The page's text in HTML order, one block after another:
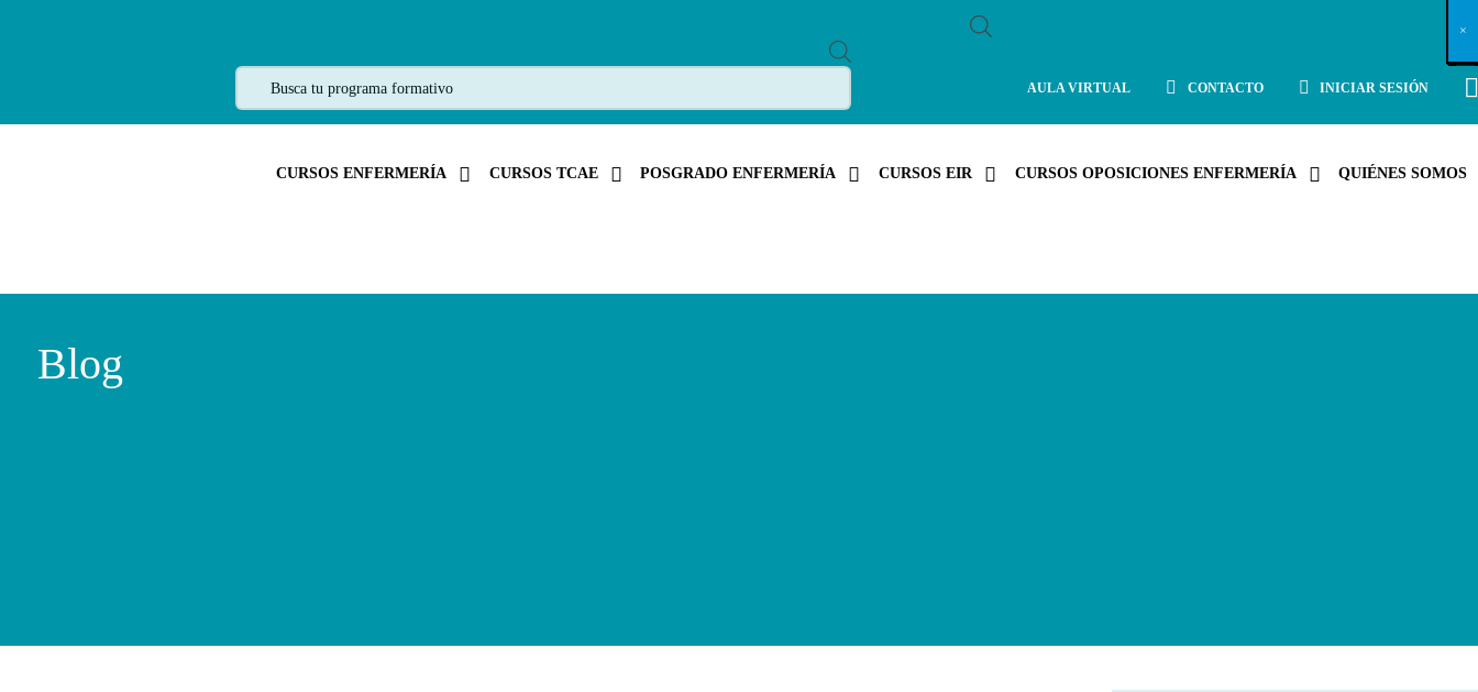
R
D
S
AULA VIRTUAL CONTACTO INICIAR SESIÓN
CURSOS ENFERMERÍA CURSOS TCAE POSGRADO ENFERMERÍA CURSOS EIR CURSOS OPOSICIONES ENFERMERÍA QUIÉNES SOMOS
Blog
X
×
×
×
×
×
×
×
×
×
×
×
×
×
×
×
×
×
×
×
×
×
×
×
×
×
×
×
×
×
×
×
×
×
×
×
×
×
×
×
×
×
×
×
×
×
×
×
×
×
×
×
×
×
×
×
×
×
×
×
×
×
×
×
×
×
×
×
×
×
×
×
×
×
×
×
×
×
×
×
×
×
×
×
×
×
×
×
×
×
×
×
×
×
×
×
×
×
×
×
×
×
×
×
×
×
×
×
×
×
×
×
×
×
×
×
×
×
×
×
×
×
×
×
×
×
×
×
×
×
×
×
×
×
×
×
×
×
×
×
×
×
×
×
×
×
×
×
×
×
×
×
×
×
×
×
×
×
×
×
×
×
×
×
×
×
×
×
×
×
×
×
×
×
×
×
×
×
×
×
×
×
×
×
×
×
×
×
×
×
×
×
×
×
×
×
×
×
×
×
×
×
×
×
×
×
×
×
×
×
×
×
×
×
×
×
×